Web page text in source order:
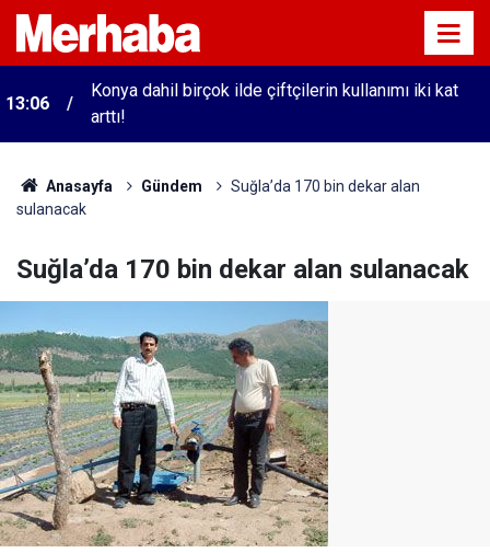
13:06
Konya dahil birçok ilde çiftçilerin kullanımı iki kat
arttı!
Anasayfa Gündem
Suğla’da 170 bin dekar alan
sulanacak
Suğla’da 170 bin dekar alan sulanacak